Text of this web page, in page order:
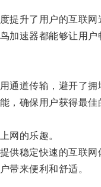
升了用户的互联网
速器都能够让用户
道传输，避开了拥
确保用户获得最佳
网的乐趣。
稳定快速的互联网
来便利和舒适。